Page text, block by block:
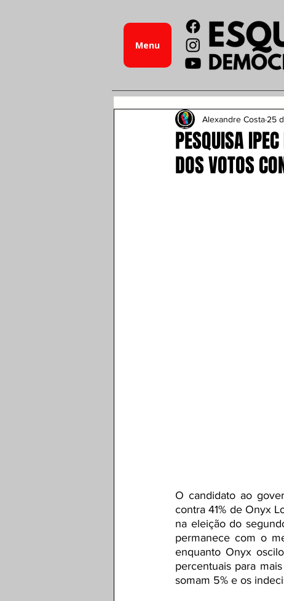
Menu
PESQUISA
DOS VOTOS
Alexandre Costa 25
O candidato ao
contra 41% de Onyx
na eleição do
permanece com o
enquanto Onyx
percentuais para
somam 5% e os